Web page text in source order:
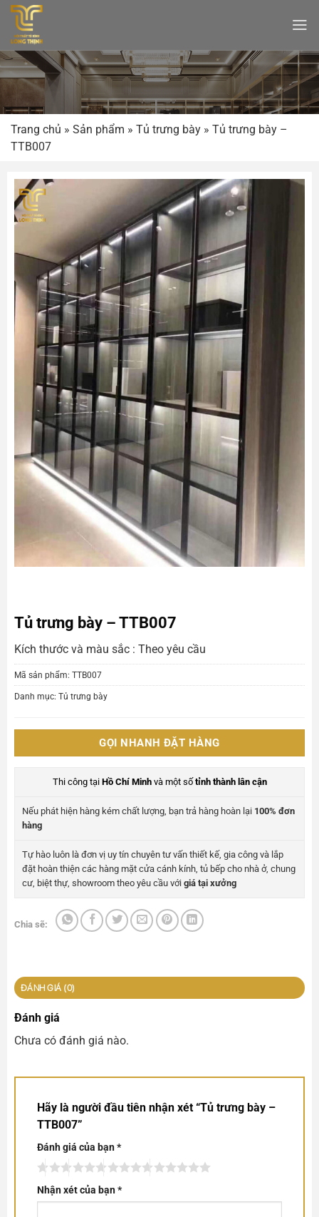
Bỏ
qua
nội
dung
Trang chủ » Sản phẩm » Tủ trưng bày » Tủ trưng bày –
TTB007
Tủ trưng bày – TTB007
Kích thước và màu sắc : Theo yêu cầu
Mã sản phẩm: TTB007
Danh mục: Tủ trưng bày
GỌI NHANH ĐẶT HÀNG
Thi công tại Hồ Chí Minhvà một số tỉnh thành lân cận
Nếu phát hiện hàng kém chất lượng, bạn trả hàng hoàn lại 100% đơn
hàng
Tự hào luôn là đơn vị uy tín chuyên tư vấn thiết kế, gia công và lắp
đặt hoàn thiện các hàng mặt cửa cánh kính, tủ bếp cho nhà ở, chung
cư, biệt thự, showroom theo yêu cầu với giá tại xưởng
Chia sẽ:
ĐÁNH GIÁ (0)
Đánh giá
Chưa có đánh giá nào.
Hãy là người đầu tiên nhận xét “Tủ trưng bày –
TTB007”
Đánh giá của bạn*
Nhận xét của bạn*